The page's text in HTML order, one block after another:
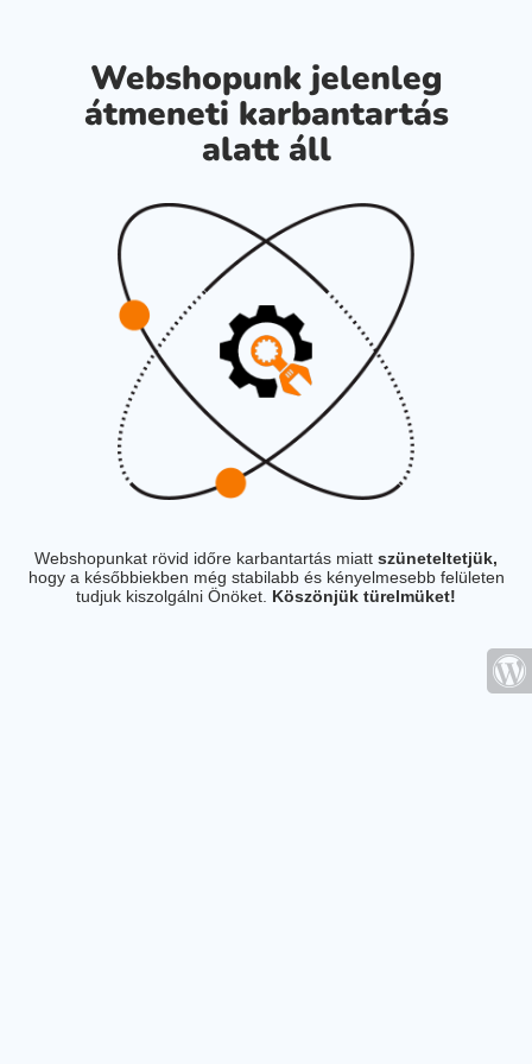
Webshopunk jelenleg
átmeneti karbantartás
alatt áll
Webshopunkat rövid időre karbantartás miatt szüneteltetjük,
hogy a későbbiekben még stabilabb és kényelmesebb felületen
tudjuk kiszolgálni Önöket. Köszönjük türelmüket!